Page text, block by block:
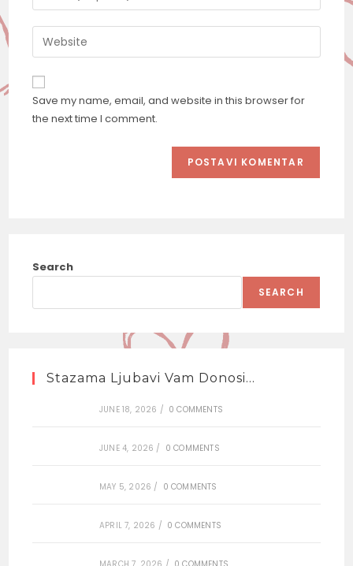
Save my name, email, and website in this browser for
the next time I comment.
Search
SEARCH
Stazama Ljubavi Vam Donosi…
JUNE 18, 2026 / 0 COMMENTS
JUNE 4, 2026 / 0 COMMENTS
MAY 5, 2026 / 0 COMMENTS
APRIL 7, 2026 / 0 COMMENTS